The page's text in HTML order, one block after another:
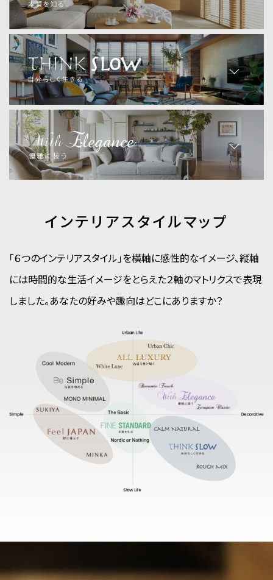
インテリアスタイルマップ
「６つのインテリアスタイル」を横軸に感性的なイメージ、縦軸
には時間的な生活イメージをとらえた２軸のマトリクスで表現
しました。あなたの好みや趣向はどこにありますか？